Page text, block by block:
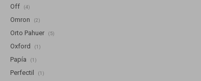
Off (4)
Omron (2)
Orto Pahuer (5)
Oxford (1)
Papía (1)
Perfectil (1)